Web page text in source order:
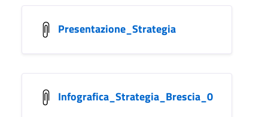
Presentazione_Strategia
Infografica_Strategia_Brescia_0